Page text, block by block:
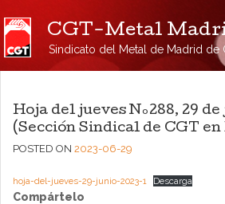
CGT-Metal
Sindicato del Metal de Madrid de
Hoja del jueves Nº288, 29 de
(Sección Sindical de CGT
POSTED ON 2023-06-29
hoja-del-jueves-29-junio-2023-1 Descarga
Compártelo